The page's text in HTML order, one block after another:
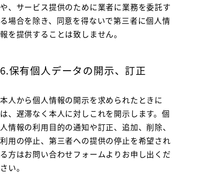
や、サービス提供のために業者に業務を委託す
る場合を除き、同意を得ないで第三者に個人情
報を提供することは致しません。
6.保有個人データの開示、訂正
本人から個人情報の開示を求められたときに
は、遅滞なく本人に対しこれを開示します。個
人情報の利用目的の通知や訂正、追加、削除、
利用の停止、第三者への提供の停止を希望され
る方はお問い合わせフォームよりお申し出くだ
さい。